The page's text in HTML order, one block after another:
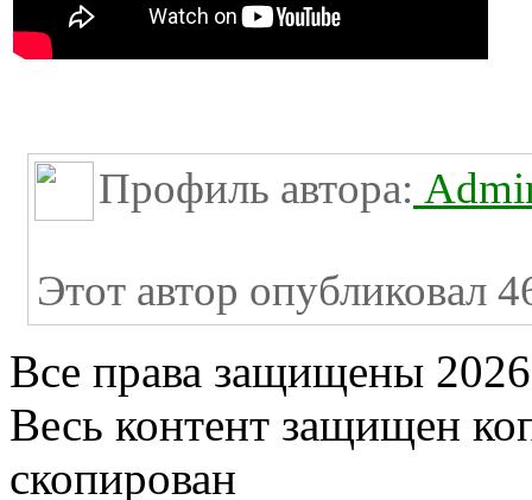
Профиль автора:
Этот автор опубликовал
Все права защищены 2026
Весь контент защищен
скопирован